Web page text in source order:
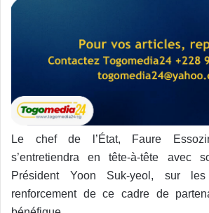
Le chef de l’État, Faure
s’entretiendra en tête-à-tête avec
Président Yoon Suk-yeol, sur
renforcement de ce cadre de